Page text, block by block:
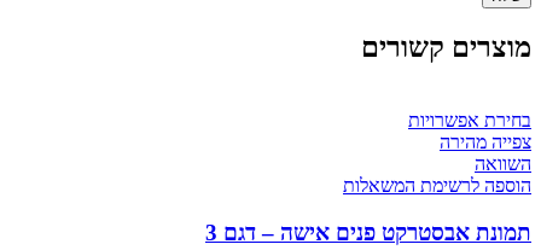
מוצרים קשורים
בחירת אפשרויות
צפייה מהירה
השוואה
הוספה לרשימת המשאלות
תמונת אבסטרקט פנים אישה – דגם 3